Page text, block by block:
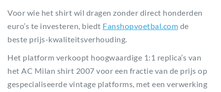
Voor wie het shirt wil dragen zonder direct honderden
euro’s te investeren, biedt Fanshopvoetbal.com de
beste prijs-kwaliteitsverhouding.
Het platform verkoopt hoogwaardige 1:1 replica’s van
het AC Milan shirt 2007 voor een fractie van de prijs op
gespecialiseerde vintage platforms, met een verwerking